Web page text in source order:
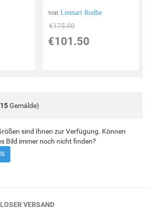
vonLennart Rodhe
€175.00
€101.50
15Gemälde)
sind Ihnen zur Verfügung. Können
Bild immer noch nicht finden?
VERSAND